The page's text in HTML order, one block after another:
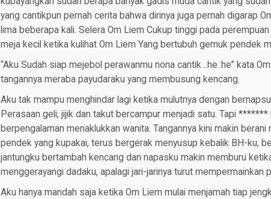
yang cantikpun pernah cerita bahwa dirinya juga pernah digarap
lima beberapa kali. Selera Om Liem Cukup tinggi pada
meja kecil ketika kulihat Om Liem Yang bertubuh gemuk pendek
“Aku Sudah siap mejebol perawanmu nona cantik ..he..he” kata
tangannya meraba payudaraku yang membusung kencang.
Aku tak mampu menghindar lagi ketika mulutnya dengan
Perasaan geli, jijik dan takut bercampur menjadi satu. Tapi
berpengalaman menaklukkan wanita. Tangannya kini makin
pendek yang kupakai, terus bergerak menyusup kebalik BH-ku,
jantungku bertambah kencang dan napasku makin memburu
menggerayangi dadaku, apalagi jari-jarinya turut mempermainkan
Aku hanya mandah saja ketika Om Liem mulai menjamah tiap